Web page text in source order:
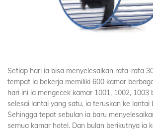
Setiap hari ia bisa menyelesaikan rata-rata
tempat ia bekerja memiliki 600 kamar
hari ini ia mengecek kamar 1001, 1002, 1003
selesai lantai yang satu, ia teruskan ke lantai
Sehingga tepat sebulan ia baru
semua kamar hotel. Dan bulan berikutnya ia